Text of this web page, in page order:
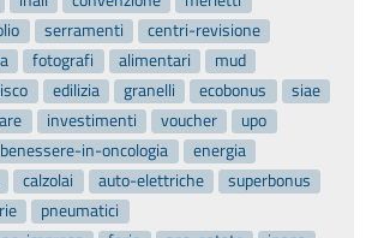
serramenti
centri-revisione
fotografi alimentari
mud
edilizia granelli ecobonus
siae
investimenti voucher
upo
benessere-in-oncologia
energia
calzolai auto-elettriche
superbonus
pneumatici